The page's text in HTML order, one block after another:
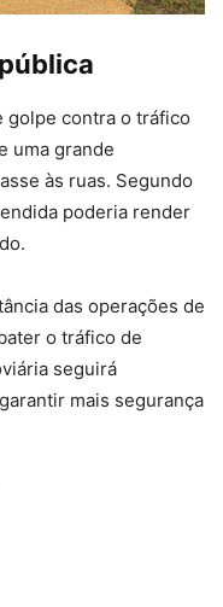
golpe contra o tráfico
uma grande
às ruas. Segundo
poderia render
das operações de
o tráfico de
seguirá
mais segurança